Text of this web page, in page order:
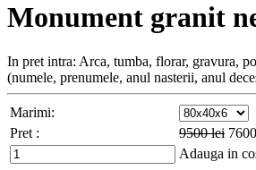
Monument granit
In pret intra: Arca, tumba, florar, gravura,
(numele, prenumele, anul nasterii, anul
Marimi:
Pret :
9500lei 7600
Adauga in